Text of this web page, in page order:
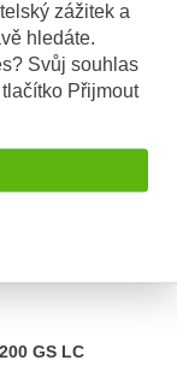
zážitek a
hledáte.
Svůj souhlas
Přijmout
(13-) - horní
připevnění na
ADVENTURE-
GS LC